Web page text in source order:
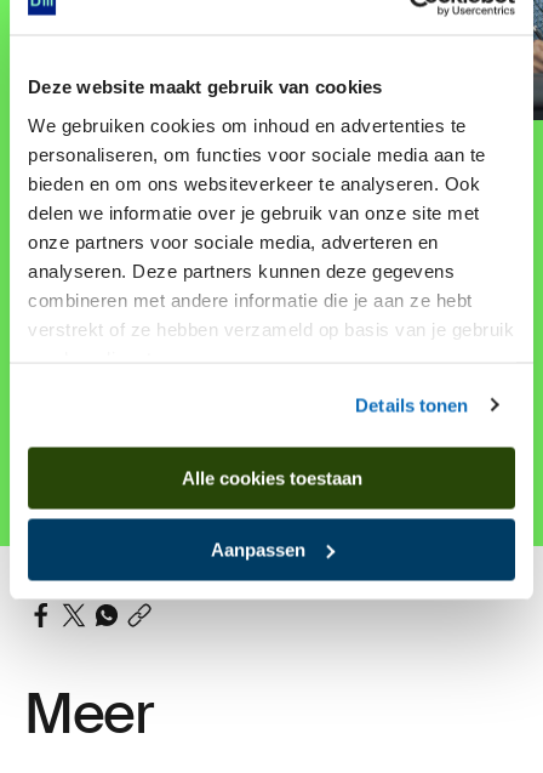
Deze website maakt gebruik van cookies
We gebruiken cookies om inhoud en advertenties te
personaliseren, om functies voor sociale media aan te
bieden en om ons websiteverkeer te analyseren. Ook
delen we informatie over je gebruik van onze site met
onze partners voor sociale media, adverteren en
analyseren. Deze partners kunnen deze gegevens
combineren met andere informatie die je aan ze hebt
verstrekt of ze hebben verzameld op basis van je gebruik
Details tonen
Alle cookies toestaan
Aanpassen
Gratis lezing
Volg een van onze gratis lezingen over
'Dacia – Rijk van goud en zilver' op zaterdag
30 november en zondag 1 december 2024.
vertellen hoe de verschillende culturen
belangrijk was voor de Romeinen.
Deel dit artikel
Meer